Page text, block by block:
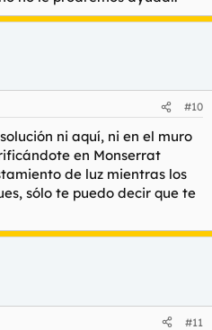
#10
ni aquí, ni en el muro
en Monserrat
de luz mientras los
sólo te puedo decir que te
#11